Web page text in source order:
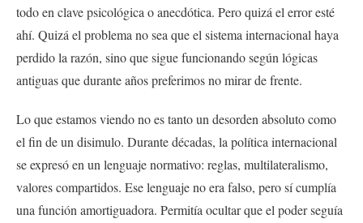
todo en clave psicológica o anecdótica. Pero quizá el error esté
ahí. Quizá el problema no sea que el sistema internacional haya
perdido la razón, sino que sigue funcionando según lógicas
antiguas que durante años preferimos no mirar de frente.
Lo que estamos viendo no es tanto un desorden absoluto como
el fin de un disimulo. Durante décadas, la política internacional
se expresó en un lenguaje normativo: reglas, multilateralismo,
valores compartidos. Ese lenguaje no era falso, pero sí cumplía
una función amortiguadora. Permitía ocultar que el poder seguía